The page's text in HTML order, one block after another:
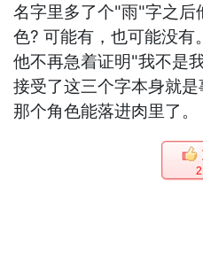
名字里多了个"雨"字之后
色? 可能有，也可能没
他不再急着证明"我不是
接受了这三个字本身就
那个角色能落进肉里了。
2